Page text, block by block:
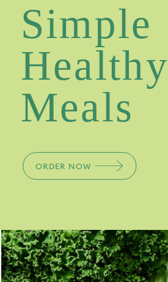
Simple
Healthy
Meals
ORDER NOW